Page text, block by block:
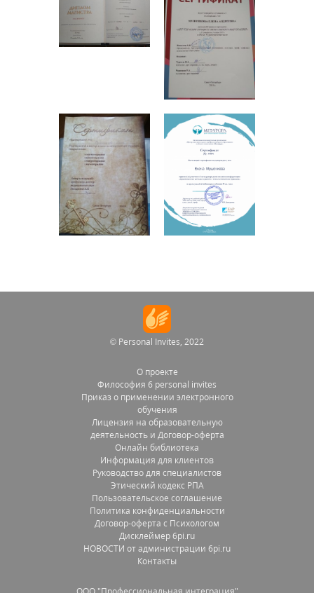
© Personal Invites, 2022
О проекте
Философия 6 personal invites
Приказ о применении электронного
обучения
Лицензия на образовательную
деятельность и Договор-оферта
Онлайн библиотека
Информация для клиентов
Руководство для специалистов
Этический кодекс РПА
Пользовательское соглашение
Политика конфиденциальности
Договор-оферта с Психологом
Дисклеймер 6pi.ru
НОВОСТИ от администрации 6pi.ru
Контакты